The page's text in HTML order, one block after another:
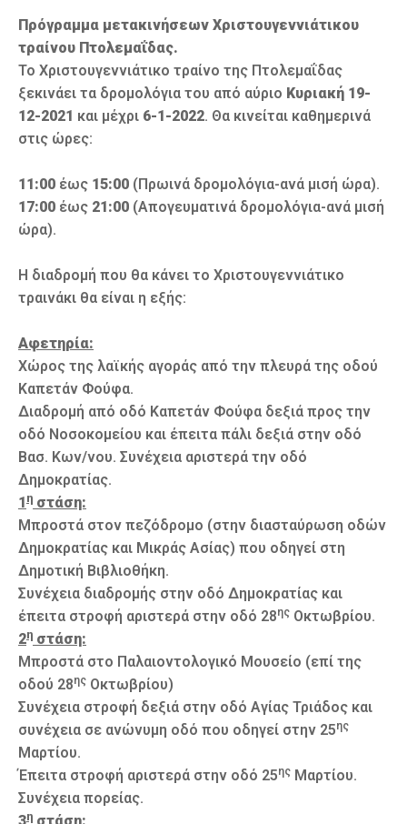
Πρόγραμμα μετακινήσεων Χριστουγεννιάτικου
τραίνου Πτολεμαΐδας.
Το Χριστουγεννιάτικο τραίνο της Πτολεμαΐδας
ξεκινάει τα δρομολόγια του από αύριο Κυριακή 19-
12-2021 και μέχρι 6-1-2022. Θα κινείται καθημερινά
στις ώρες:
11:00 έως 15:00 (Πρωινά δρομολόγια-ανά μισή ώρα).
17:00 έως 21:00 (Απογευματινά δρομολόγια-ανά μισή
ώρα).
Η διαδρομή που θα κάνει το Χριστουγεννιάτικο
τραινάκι θα είναι η εξής:
Αφετηρία:
Χώρος της λαϊκής αγοράς από την πλευρά της οδού
Καπετάν Φούφα.
Διαδρομή από οδό Καπετάν Φούφα δεξιά προς την
οδό Νοσοκομείου και έπειτα πάλι δεξιά στην οδό
Βασ. Κων/νου. Συνέχεια αριστερά την οδό
Δημοκρατίας.
1 η στάση:
Μπροστά στον πεζόδρομο (στην διασταύρωση οδών
Δημοκρατίας και Μικράς Ασίας) που οδηγεί στη
Δημοτική Βιβλιοθήκη.
Συνέχεια διαδρομής στην οδό Δημοκρατίας και
έπειτα στροφή αριστερά στην οδό 28ης Οκτωβρίου.
2η στάση:
Μπροστά στο Παλαιοντολογικό Μουσείο (επί της
οδού 28ης Οκτωβρίου)
Συνέχεια στροφή δεξιά στην οδό Αγίας Τριάδος και
συνέχεια σε ανώνυμη οδό που οδηγεί στην 25ης
Μαρτίου.
Έπειτα στροφή αριστερά στην οδό 25ης Μαρτίου.
Συνέχεια πορείας.
η